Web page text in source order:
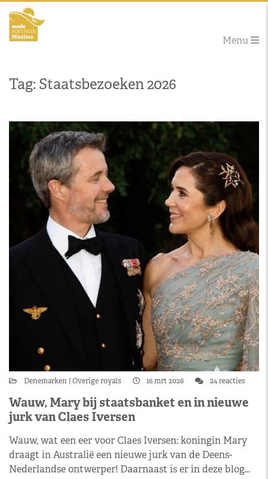
Menu
Tag: Staatsbezoeken 2026
Denemarken Overige royals 16 mrt 2026 24 reacties
Wauw, Mary bij staatsbanket en in nieuwe
jurk van Claes Iversen
Wauw, wat een eer voor Claes Iversen: koningin Mary
draagt in Australië een nieuwe jurk van de Deens-
Nederlandse ontwerper! Daarnaast is er in deze blog…